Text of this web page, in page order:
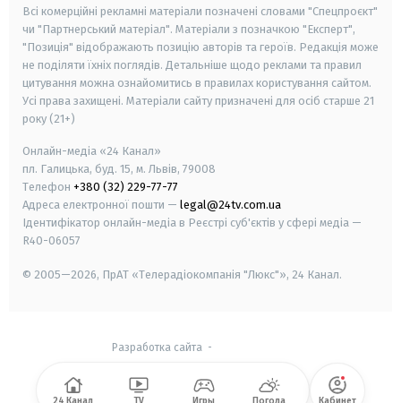
Всі комерційні рекламні матеріали позначені словами "Спецпроєкт"
чи "Партнерський матеріал". Матеріали з позначкою "Експерт",
"Позиція" відображають позицію авторів та героїв. Редакція може
не поділяти їхніх поглядів. Детальніше щодо реклами та правил
цитування можна ознайомитись в правилах користування сайтом.
Усі права захищені. Матеріали сайту призначені для осіб старше 21
року (21+)
Онлайн-медіа «24 Канал»
пл. Галицька, буд. 15, м. Львів, 79008
Телефон +380 (32) 229-77-77
Адреса електронної пошти — legal@24tv.com.ua
Ідентифікатор онлайн-медіа в Реєстрі суб'єктів у сфері медіа —
R40-06057
© 2005—2026, ПрАТ «Телерадіокомпанія "Люкс"», 24 Канал.
Разработка сайта -
24 Канал TV Игры Погода Кабинет